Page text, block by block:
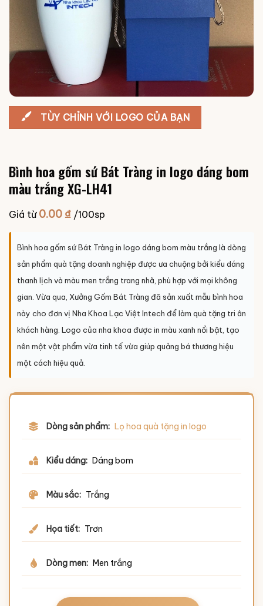
TÙY CHỈNH VỚI LOGO CỦA BẠN
Bình hoa gốm sứ Bát Tràng in logo dáng bom
màu trắng XG-LH41
Giá từ 0.00₫ /100sp
Bình hoa gốm sứ Bát Tràng in logo dáng bom màu trắng là dòng
sản phẩm quà tặng doanh nghiệp được ưa chuộng bởi kiểu dáng
thanh lịch và màu men trắng trang nhã, phù hợp với mọi không
gian. Vừa qua, Xưởng Gốm Bát Tràng đã sản xuất mẫu bình hoa
này cho đơn vị Nha Khoa Lạc Việt Intech để làm quà tặng tri ân
khách hàng. Logo của nha khoa được in màu xanh nổi bật, tạo
nên một vật phẩm vừa tinh tế vừa giúp quảng bá thương hiệu
một cách hiệu quả.
Dòng sản phẩm: Lọ hoa quà tặng in logo
Kiểu dáng: Dáng bom
Màu sắc: Trắng
Họa tiết: Trơn
Dòng men: Men trắng